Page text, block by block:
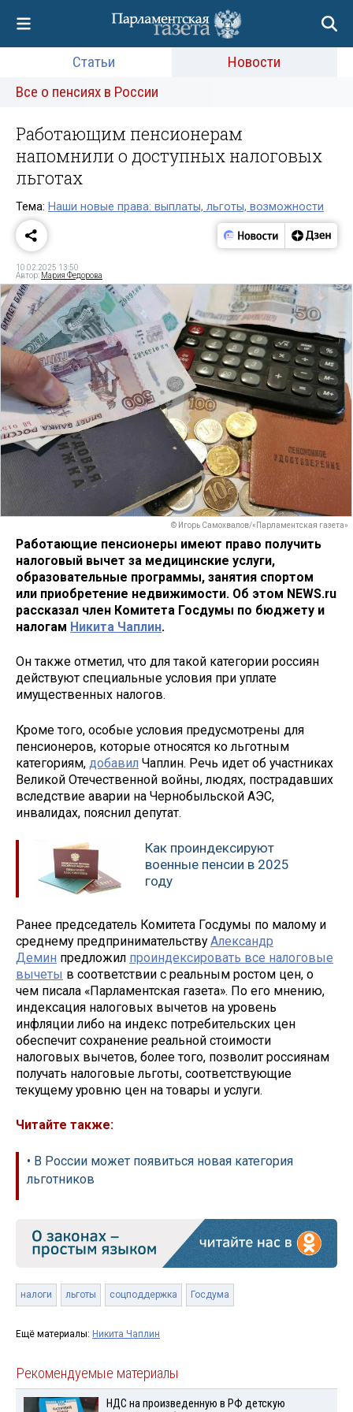
Статьи
Новости
Все о пенсиях в России
Работающим пенсионерам
напомнили о доступных налоговых
льготах
Тема: Наши новые права: выплаты, льготы, возможности
10.02.2025 13:50
Автор: Мария Федорова
© Игорь Самохвалов/«Парламентская газета»
Работающие пенсионеры имеют право получить
налоговый вычет за медицинские услуги,
образовательные программы, занятия спортом
или приобретение недвижимости. Об этом NEWS.ru
рассказал член Комитета Госдумы по бюджету и
налогам Никита Чаплин.
Он также отметил, что для такой категории россиян
действуют специальные условия при уплате
имущественных налогов.
Кроме того, особые условия предусмотрены для
пенсионеров, которые относятся ко льготным
категориям, добавил Чаплин. Речь идет об участниках
Великой Отечественной войны, людях, пострадавших
вследствие аварии на Чернобыльской АЭС,
инвалидах, пояснил депутат.
Как проиндексируют
военные пенсии в 2025
году
Ранее председатель Комитета Госдумы по малому и
среднему предпринимательствуАлександр
Демин предложил проиндексировать все налоговые
вычеты в соответствии с реальным ростом цен, о
чем писала «Парламентская газета». По его мнению,
индексация налоговых вычетов на уровень
инфляции либо на индекс потребительских цен
обеспечит сохранение реальной стоимости
налоговых вычетов, более того, позволит россиянам
получать налоговые льготы, соответствующие
текущему уровню цен на товары и услуги.
Читайте также:
• В России может появиться новая категория
льготников
налоги льготы соцподдержка Госдума
Ещё материалы: Никита Чаплин
Рекомендуемые материалы
НДС на произведенную в РФ детскую